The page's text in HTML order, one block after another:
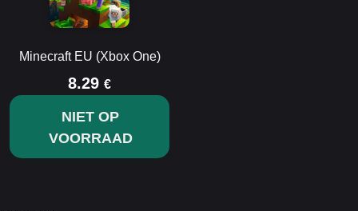
Minecraft EU (Xbox One)
8.29 €
NIET OP
VOORRAAD